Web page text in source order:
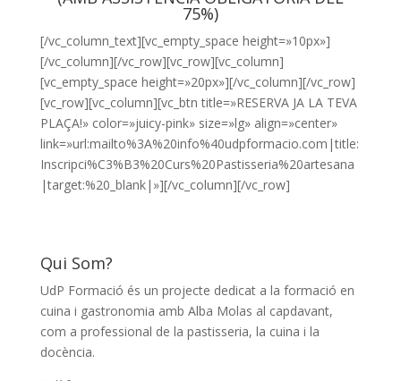
75%)
[/vc_column_text][vc_empty_space height=»10px»]
[/vc_column][/vc_row][vc_row][vc_column]
[vc_empty_space height=»20px»][/vc_column][/vc_row]
[vc_row][vc_column][vc_btn title=»RESERVA JA LA TEVA
PLAÇA!» color=»juicy-pink» size=»lg» align=»center»
link=»url:mailto%3A%20info%40udpformacio.com|title:
Inscripci%C3%B3%20Curs%20Pastisseria%20artesana
|target:%20_blank|»][/vc_column][/vc_row]
Qui Som?
UdP Formació és un projecte dedicat a la formació en
cuina i gastronomia amb Alba Molas al capdavant,
com a professional de la pastisseria, la cuina i la
docència.